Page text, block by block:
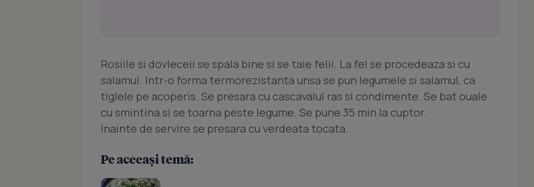
Rosiile si dovleceii se spala bine si se taie felii. La fel se procedeaza si cu
salamul. Intr-o forma termorezistanta unsa se pun legumele si salamul, ca
tiglele pe acoperis. Se presara cu cascavalul ras si condimente. Se bat ouale
cu smintina si se toarna peste legume. Se pune 35 min la cuptor.
Inainte de servire se presara cu verdeata tocata.
Pe aceeași temă: